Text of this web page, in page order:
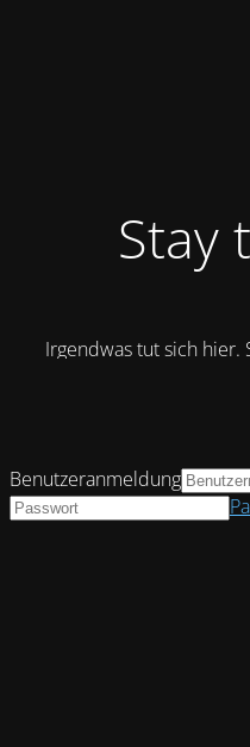
Stay
Irgendwas tut sich
Benutzeranmeldung